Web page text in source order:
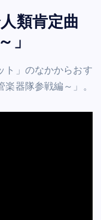
類肯定曲
」
ト」のなかからおす
器隊参戦編～」。